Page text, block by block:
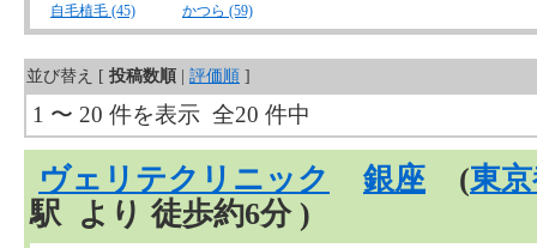
自毛植毛 (45)
かつら (59)
並び替え [ 投稿数順 評価順 ]
1 〜 20 件を表示 全20 件中
ヴェリテクリニック 銀座 (東
駅 より 徒歩約6分 )